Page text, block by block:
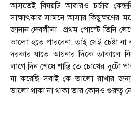
আসতেই বিষয়টি আবারও চর্চার
সাক্ষাৎকার সামনে আসার কিছুক্ষণের
জানান দেবলীনা। প্রথম পোস্টে তিনি
ভালো হতে পারবেনা, তাই সেই চেষ্টা
দরকার যাতে আয়নার দিকে তাকালে
লাগে,দিন শেষে শান্তি তে চোখের দুটো
যা করেছি সবাই কে ভালো রাখার
ভালো থাকা না থাকা তার কোনও গুরুত্ব